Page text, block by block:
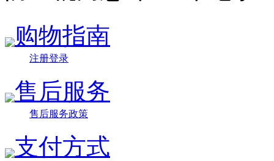
购物指南
注册登录
售后服务
售后服务政策
支付方式